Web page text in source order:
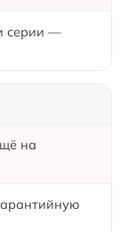
серии —
на